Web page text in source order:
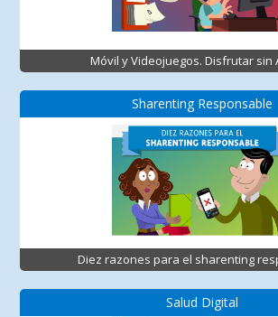
Móvil y Videojuegos. Disfrutar sin
Sharenting Responsable
Diez razones para el sharenting
Salud Digital